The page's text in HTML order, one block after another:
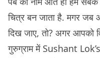
चित्र बन जाता है. मगर
दिख जाए, तो? अगर आपको
गुरुग्राम में Sushant